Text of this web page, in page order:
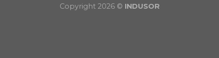
Copyright 2026 © INDUSOR